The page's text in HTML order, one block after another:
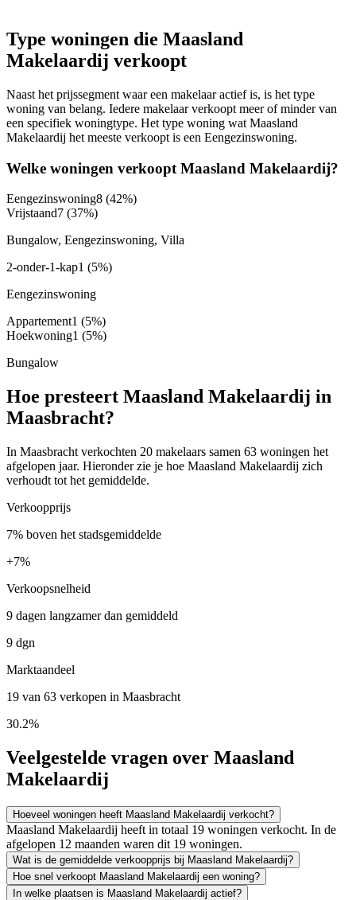
Type woningen die Maasland
Makelaardij verkoopt
Naast het prijssegment waar een makelaar actief is, is het type
woning van belang. Iedere makelaar verkoopt meer of minder van
een specifiek woningtype. Het type woning wat Maasland
Makelaardij het meeste verkoopt is een Eengezinswoning.
Welke woningen verkoopt Maasland Makelaardij?
Eengezinswoning8 (42%)
Vrijstaand7 (37%)
Bungalow, Eengezinswoning, Villa
2-onder-1-kap1 (5%)
Eengezinswoning
Appartement1 (5%)
Hoekwoning1 (5%)
Bungalow
Hoe presteert Maasland Makelaardij in
Maasbracht?
In Maasbracht verkochten 20 makelaars samen 63 woningen het
afgelopen jaar. Hieronder zie je hoe Maasland Makelaardij zich
verhoudt tot het gemiddelde.
Verkoopprijs
7% boven het stadsgemiddelde
+7%
Verkoopsnelheid
9 dagen langzamer dan gemiddeld
9 dgn
Marktaandeel
19 van 63 verkopen in Maasbracht
30.2%
Veelgestelde vragen over Maasland
Makelaardij
Hoeveel woningen heeft Maasland Makelaardij verkocht?
Maasland Makelaardij heeft in totaal 19 woningen verkocht. In de
afgelopen 12 maanden waren dit 19 woningen.
Wat is de gemiddelde verkoopprijs bij Maasland Makelaardij?
Hoe snel verkoopt Maasland Makelaardij een woning?
In welke plaatsen is Maasland Makelaardij actief?